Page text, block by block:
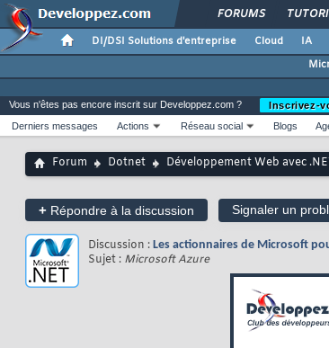
FORUMS
DI/DSI Solutions d'entreprise Cloud IA
Vous n'êtes pas encore inscrit sur Developpez.com ?
Inscrivez-
Derniers messages
Actions Réseau social Blogs
Forum Dotnet Développement Web avec
+ Répondre à la discussion Signaler un
Discussion : Les actionnaires de Microsoft
Sujet : Microsoft Azure